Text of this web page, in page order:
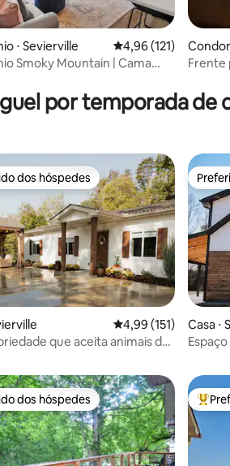
de 5, 148 avaliações
⋅ Sevierville 4,96 de uma
4,96 (121)
Smoky Mountain | Cama
Frente
por temporada de
de 5, 272 avaliações
preferidos dos hóspedes
dos hóspedes
4,99 de uma
4,99 (151)
que aceita animais de
Casa ⋅
preferidos dos hóspedes
dos hóspedes Entre